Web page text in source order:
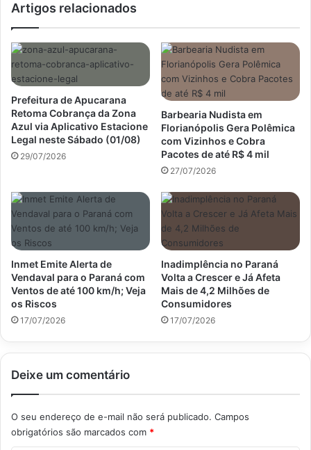
Artigos relacionados
Prefeitura de Apucarana
Retoma Cobrança da Zona
Azul via Aplicativo Estacione
Legal neste Sábado (01/08)
29/07/2026
Barbearia Nudista em
Florianópolis Gera Polêmica
com Vizinhos e Cobra
Pacotes de até R$ 4 mil
27/07/2026
Inmet Emite Alerta de
Vendaval para o Paraná com
Ventos de até 100 km/h; Veja
os Riscos
17/07/2026
Inadimplência no Paraná
Volta a Crescer e Já Afeta
Mais de 4,2 Milhões de
Consumidores
17/07/2026
Deixe um comentário
O seu endereço de e-mail não será publicado. Campos
obrigatórios são marcados com *